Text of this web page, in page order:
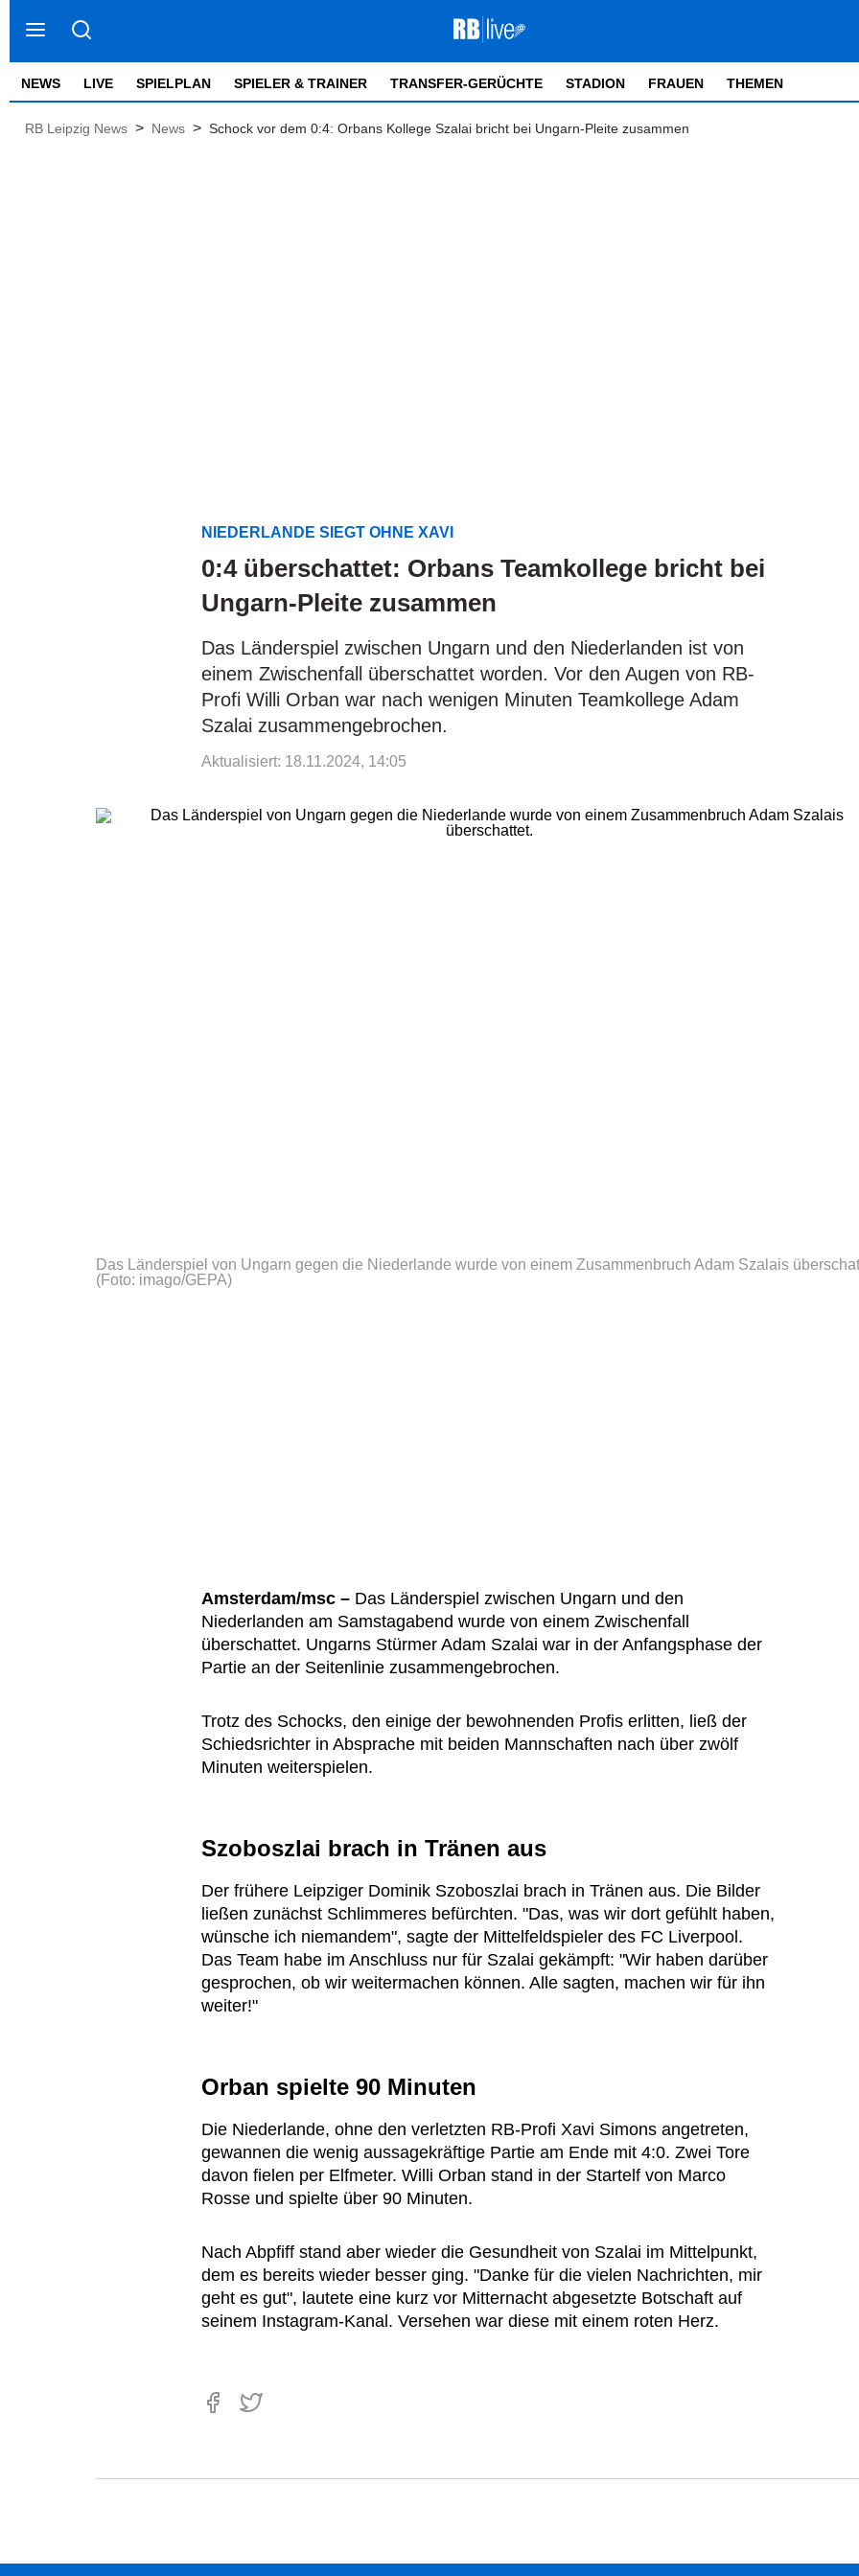
NEWS LIVE SPIELPLAN SPIELER & TRAINER TRANSFER-GERÜCHTE STADION FRAUEN THEMEN
RB Leipzig News > News > Schock vor dem 0:4: Orbans Kollege Szalai bricht bei Ungarn-Pleite zusammen
NIEDERLANDE SIEGT OHNE XAVI
0:4 überschattet: Orbans Teamkollege bricht bei
Ungarn-Pleite zusammen
Das Länderspiel zwischen Ungarn und den Niederlanden ist von
einem Zwischenfall überschattet worden. Vor den Augen von RB-
Profi Willi Orban war nach wenigen Minuten Teamkollege Adam
Szalai zusammengebrochen.
Aktualisiert: 18.11.2024, 14:05
Das Länderspiel von Ungarn gegen die Niederlande wurde von einem Zusammenbruch Adam Szalais
(Foto: imago/GEPA)
Amsterdam/msc – Das Länderspiel zwischen Ungarn und den
Niederlanden am Samstagabend wurde von einem Zwischenfall
überschattet. Ungarns Stürmer Adam Szalai war in der Anfangsphase der
Partie an der Seitenlinie zusammengebrochen.
Trotz des Schocks, den einige der bewohnenden Profis erlitten, ließ der
Schiedsrichter in Absprache mit beiden Mannschaften nach über zwölf
Minuten weiterspielen.
Szoboszlai brach in Tränen aus
Der frühere Leipziger Dominik Szoboszlai brach in Tränen aus. Die Bilder
ließen zunächst Schlimmeres befürchten. "Das, was wir dort gefühlt haben,
wünsche ich niemandem", sagte der Mittelfeldspieler des FC Liverpool.
Das Team habe im Anschluss nur für Szalai gekämpft: "Wir haben darüber
gesprochen, ob wir weitermachen können. Alle sagten, machen wir für ihn
weiter!"
Orban spielte 90 Minuten
Die Niederlande, ohne den verletzten RB-Profi Xavi Simons angetreten,
gewannen die wenig aussagekräftige Partie am Ende mit 4:0. Zwei Tore
davon fielen per Elfmeter. Willi Orban stand in der Startelf von Marco
Rosse und spielte über 90 Minuten.
Nach Abpfiff stand aber wieder die Gesundheit von Szalai im Mittelpunkt,
dem es bereits wieder besser ging. "Danke für die vielen Nachrichten, mir
geht es gut", lautete eine kurz vor Mitternacht abgesetzte Botschaft auf
seinem Instagram-Kanal. Versehen war diese mit einem roten Herz.